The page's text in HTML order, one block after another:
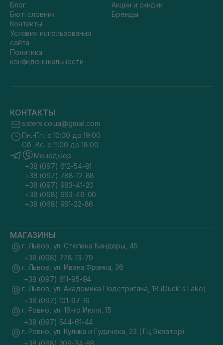
Блог
Бюті словник
Контакты
Условия использования
сайта
Политика
конфиденциальности
Акции и скидки
Бренды
КОНТАКТЫ
sisters.co.ua@gmail.com
Пн.-Пт. с 10:00 до 19:00
Сб.-Вс. с 11:00 до 18:00
Менеджер
+38 (097) 612-54-81
+38 (097) 788-12-88
+38 (097) 983-41-20
+38 (068) 693-46-00
+38 (068) 951-22-86
МАГАЗИНЫ
г. Львов, ул. Степана Бандеры, 45
+38 (098) 778-13-79
г. Львов, ул. Ивана Франка, 36
+38 (097) 611-95-94
г. Львов, ул. Академика Подстригача, 1В (Duck's Lake)
+38 (097) 101-97-16
г. Ровно, ул. 16-го Июля, 15
+38 (097) 544-61-44
г. Ровно, ул. Кулика и Гудачека, 23 (ТЦ Экватор)
+38 (068) 209-34-88